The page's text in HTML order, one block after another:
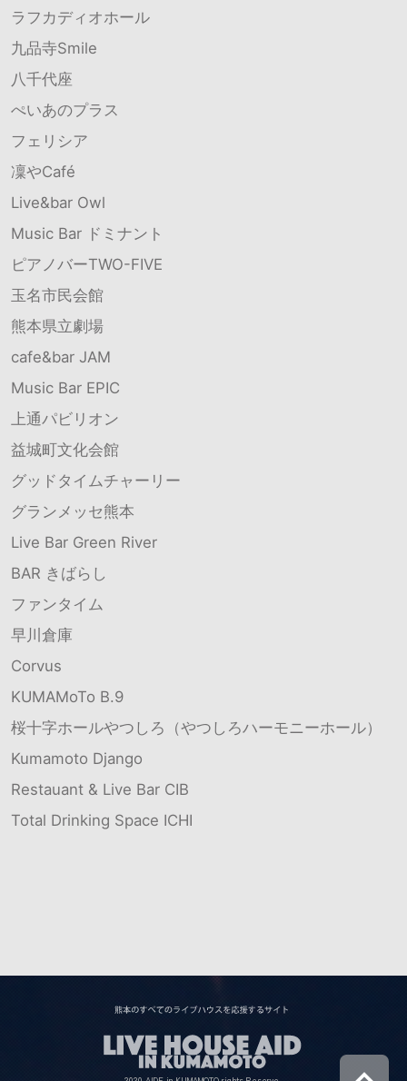
ラフカディオホール
九品寺Smile
八千代座
ぺいあのプラス
フェリシア
凜やCafé
Live&bar Owl
Music Bar ドミナント
ピアノバーTWO-FIVE
玉名市民会館
熊本県立劇場
cafe&bar JAM
Music Bar EPIC
上通パビリオン
益城町文化会館
グッドタイムチャーリー
グランメッセ熊本
Live Bar Green River
BAR きばらし
ファンタイム
早川倉庫
Corvus
KUMAMoTo B.9
桜十字ホールやつしろ（やつしろハーモニーホール）
Kumamoto Django
Restauant & Live Bar CIB
Total Drinking Space ICHI